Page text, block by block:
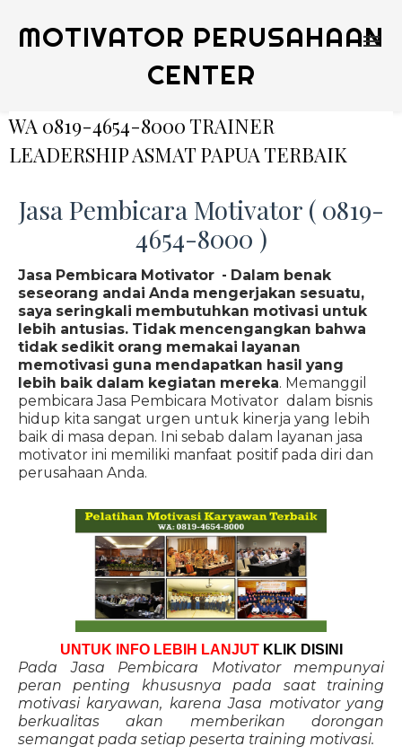
MOTIVATOR PERUSAHAAN
CENTER
WA 0819-4654-8000 TRAINER
LEADERSHIP ASMAT PAPUA TERBAIK
Jasa Pembicara Motivator ( 0819-
4654-8000 )
Jasa Pembicara Motivator - Dalam benak
seseorang andai Anda mengerjakan sesuatu,
saya seringkali membutuhkan motivasi untuk
lebih antusias. Tidak mencengangkan bahwa
tidak sedikit orang memakai layanan
memotivasi guna mendapatkan hasil yang
lebih baik dalam kegiatan mereka. Memanggil
pembicara Jasa Pembicara Motivator dalam bisnis
hidup kita sangat urgen untuk kinerja yang lebih
baik di masa depan. Ini sebab dalam layanan jasa
motivator ini memiliki manfaat positif pada diri dan
perusahaan Anda.
UNTUK INFO LEBIH LANJUT KLIK DISINI
Pada Jasa Pembicara Motivator mempunyai
peran penting khususnya pada saat training
motivasi karyawan, karena Jasa motivator yang
berkualitas akan memberikan dorongan
semangat pada setiap peserta training motivasi.